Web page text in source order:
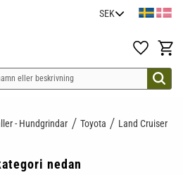
Favoriter
- Hundgrindar Toyota Land Cruiser
nedan